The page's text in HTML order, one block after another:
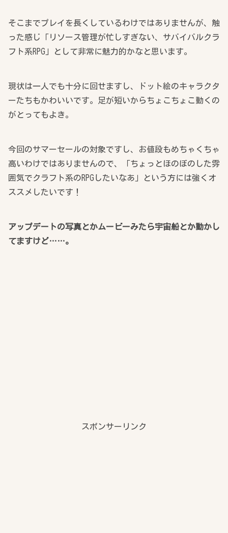
そこまでプレイを長くしているわけではありませんが、触
った感じ「リソース管理が忙しすぎない、サバイバルクラ
フト系RPG」として非常に魅力的かなと思います。
現状は一人でも十分に回せますし、ドット絵のキャラクタ
ーたちもかわいいです。足が短いからちょこちょこ動くの
がとってもよき。
今回のサマーセールの対象ですし、お値段もめちゃくちゃ
高いわけではありませんので、「ちょっとほのぼのした雰
囲気でクラフト系のRPGしたいなあ」という方には強くオ
ススメしたいです！
アップデートの写真とかムービーみたら宇宙船とか動かし
てますけど……。
スポンサーリンク